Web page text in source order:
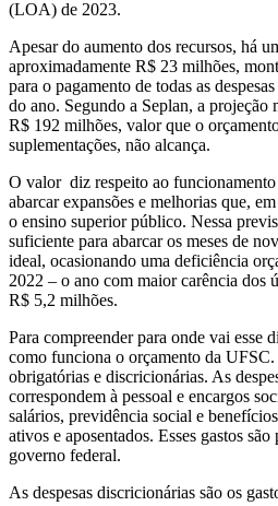
(LOA) de 2023.
Apesar do aumento dos recursos, há
aproximadamente R$ 23 milhões,
para o pagamento de todas as
do ano. Segundo a Seplan, a projeção
R$ 192 milhões, valor que o
suplementações, não alcança.
O valor diz respeito ao
abarcar expansões e melhorias que,
o ensino superior público. Nessa
suficiente para abarcar os meses de
ideal, ocasionando uma deficiência
2022 – o ano com maior carência dos
R$ 5,2 milhões.
Para compreender para onde vai esse
como funciona o orçamento da
obrigatórias e discricionárias. As
correspondem à pessoal e encargos
salários, previdência social e
ativos e aposentados. Esses gastos
governo federal.
As despesas discricionárias são os